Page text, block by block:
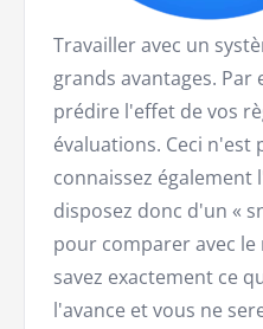
Travailler avec un
grands avantages. Par
prédire l'effet de vos
évaluations. Ceci n'est
connaissez
disposez donc d'un «
pour comparer avec le
savez exactement ce
l'avance et vous ne